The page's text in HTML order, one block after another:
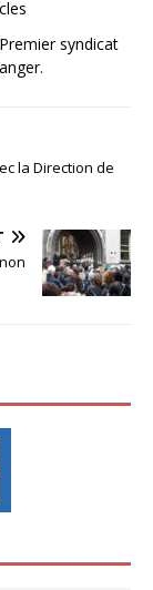
syndicat
la Direction de